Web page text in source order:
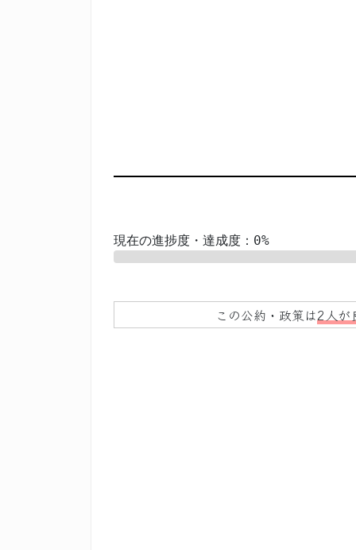
現在の進捗度・達成度：0%
この公約・政策は2人が